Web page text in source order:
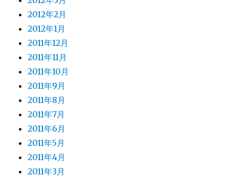
2012年2月
2012年1月
2011年12月
2011年11月
2011年10月
2011年9月
2011年8月
2011年7月
2011年6月
2011年5月
2011年4月
2011年3月